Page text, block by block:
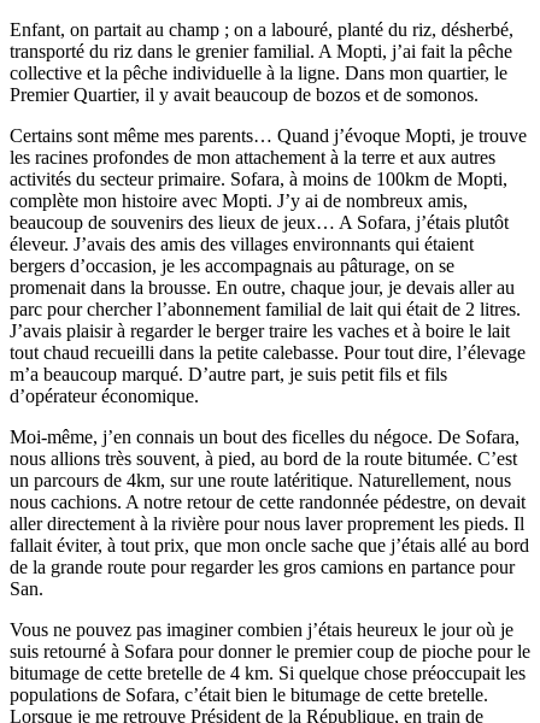
Enfant, on partait au champ ; on a labouré, planté du riz, désherbé,
transporté du riz dans le grenier familial. A Mopti, j’ai fait la pêche
collective et la pêche individuelle à la ligne. Dans mon quartier, le
Premier Quartier, il y avait beaucoup de bozos et de somonos.
Certains sont même mes parents… Quand j’évoque Mopti, je trouve
les racines profondes de mon attachement à la terre et aux autres
activités du secteur primaire. Sofara, à moins de 100km de Mopti,
complète mon histoire avec Mopti. J’y ai de nombreux amis,
beaucoup de souvenirs des lieux de jeux… A Sofara, j’étais plutôt
éleveur. J’avais des amis des villages environnants qui étaient
bergers d’occasion, je les accompagnais au pâturage, on se
promenait dans la brousse. En outre, chaque jour, je devais aller au
parc pour chercher l’abonnement familial de lait qui était de 2 litres.
J’avais plaisir à regarder le berger traire les vaches et à boire le lait
tout chaud recueilli dans la petite calebasse. Pour tout dire, l’élevage
m’a beaucoup marqué. D’autre part, je suis petit fils et fils
d’opérateur économique.
Moi-même, j’en connais un bout des ficelles du négoce. De Sofara,
nous allions très souvent, à pied, au bord de la route bitumée. C’est
un parcours de 4km, sur une route latéritique. Naturellement, nous
nous cachions. A notre retour de cette randonnée pédestre, on devait
aller directement à la rivière pour nous laver proprement les pieds. Il
fallait éviter, à tout prix, que mon oncle sache que j’étais allé au bord
de la grande route pour regarder les gros camions en partance pour
San.
Vous ne pouvez pas imaginer combien j’étais heureux le jour où je
suis retourné à Sofara pour donner le premier coup de pioche pour le
bitumage de cette bretelle de 4 km. Si quelque chose préoccupait les
populations de Sofara, c’était bien le bitumage de cette bretelle.
Lorsque je me retrouve Président de la République, en train de